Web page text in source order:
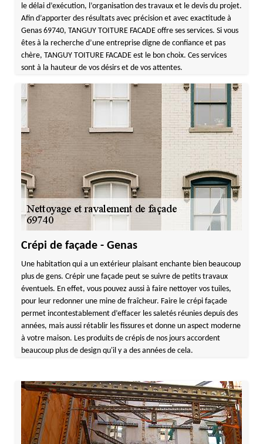
le délai d’exécution, l’organisation des travaux et le devis du projet.
Afin d’apporter des résultats avec précision et avec exactitude à
Genas 69740, TANGUY TOITURE FACADE offre ses services. Si vous
êtes à la recherche d’une entreprise digne de confiance et pas
chère, TANGUY TOITURE FACADE est le bon choix. Ces services
sont à la hauteur de vos désirs et de vos attentes.
Crépi de façade - Genas
Une habitation qui a un extérieur plaisant enchante bien beaucoup
plus de gens. Crépir une façade peut se suivre de petits travaux
éventuels. En effet, vous pouvez aussi à faire nettoyer vos tuiles,
pour leur redonner une mine de fraîcheur. Faire le crépi façade
permet incontestablement d’effacer les saletés réunies depuis des
années, mais aussi rétablir les fissures et donne un aspect moderne
à votre maison. Les produits de crépis de nos jours accordent
beaucoup plus de design qu'il y a des années de cela.